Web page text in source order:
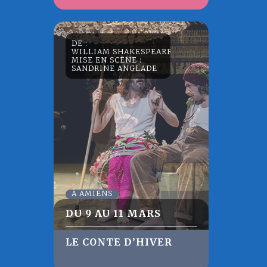
LE CONTE D’HIVER
DE :
WILLIAM SHAKESPEARE
MISE EN SCÈNE :
SANDRINE ANGLADE
À AMIENS
DU 9 AU 11 MARS
Après avoir présenté à la Comédie de